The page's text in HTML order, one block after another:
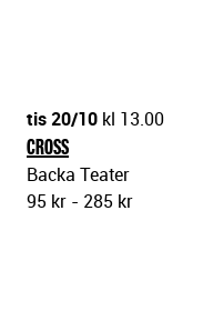
tis 20/10 kl 13.00
CROSS
Backa Teater
95 kr - 285 kr